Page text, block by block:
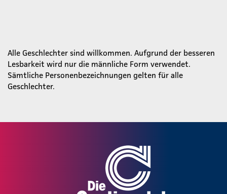
Alle Geschlechter sind willkommen. Aufgrund der besseren
Lesbarkeit wird nur die männliche Form verwendet.
Sämtliche Personenbezeichnungen gelten für alle
Geschlechter.